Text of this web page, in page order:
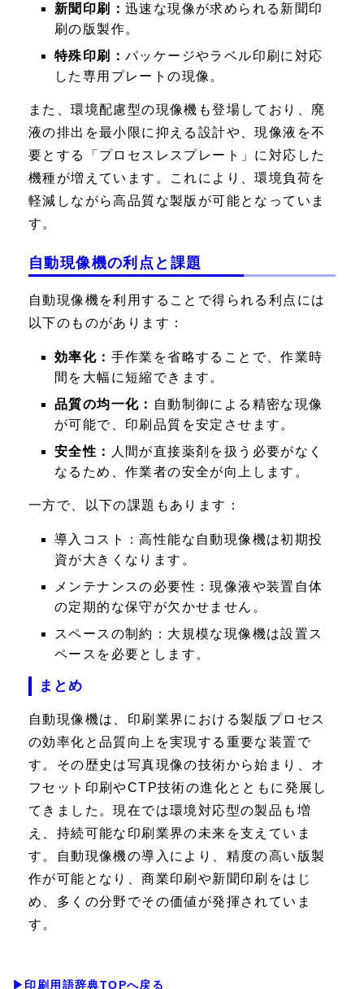
新聞印刷： 迅速な現像が求められる新聞印
刷の版製作。
特殊印刷： パッケージやラベル印刷に対応
した専用プレートの現像。
また、環境配慮型の現像機も登場しており、廃
液の排出を最小限に抑える設計や、現像液を不
要とする「プロセスレスプレート」に対応した
機種が増えています。これにより、環境負荷を
軽減しながら高品質な製版が可能となっていま
す。
自動現像機の利点と課題
自動現像機を利用することで得られる利点には
以下のものがあります：
効率化： 手作業を省略することで、作業時
間を大幅に短縮できます。
品質の均一化： 自動制御による精密な現像
が可能で、印刷品質を安定させます。
安全性：
人間が直接薬剤を扱う必要がなく
なるため、作業者の安全が向上します。
一方で、以下の課題もあります：
導入コスト：高性能な自動現像機は初期投
資が大きくなります。
メンテナンスの必要性：現像液や装置自体
の定期的な保守が欠かせません。
スペースの制約： 大規模な現像機は設置ス
ペースを必要とします。
まとめ
自動現像機は、印刷業界における製版プロセス
の効率化と品質向上を実現する重要な装置で
す。その歴史は写真現像の技術から始まり、オ
フセット印刷やCTP技術の進化とともに発展し
てきました。現在では環境対応型の製品も増
え、持続可能な印刷業界の未来を支えていま
す。自動現像機の導入により、精度の高い版製
作が可能となり、商業印刷や新聞印刷をはじ
め、多くの分野でその価値が発揮されていま
す。
▶印刷用語辞典TOPへ戻る